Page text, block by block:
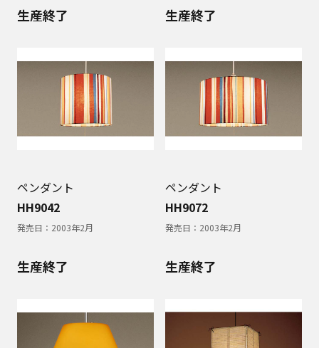
生産終了
ペンダント
HH9042
発売日： 2003年2月
生産終了
ペンダント
HH9072
発売日： 2003年2月
生産終了 生産終了